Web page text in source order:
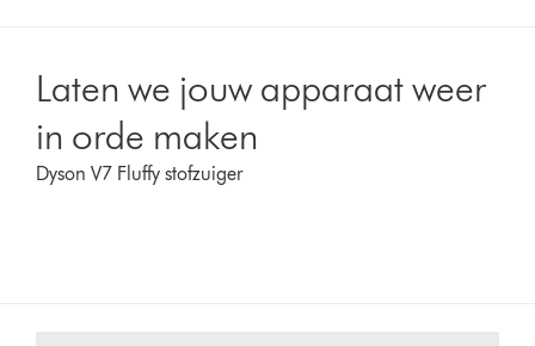
Laten we jouw apparaat weer
in orde maken
Dyson V7 Fluffy stofzuiger